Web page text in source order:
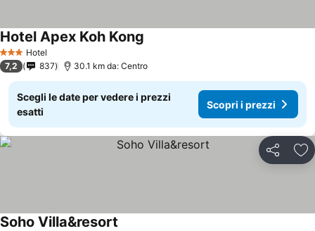
3 StelleHotel
Hotel Apex Koh Kong
7,2 837 30.1 km da: Centro
Scegli le date per vedere i prezzi
esatti
Scopri i prezzi
Condividi
Soho Villa&resort